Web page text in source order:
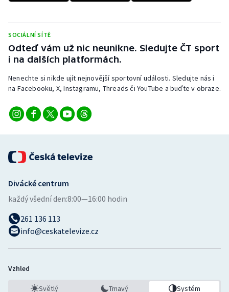
SOCIÁLNÍ SÍTĚ
Odteď vám už nic neunikne. Sledujte ČT sport
i na dalších platformách.
Nenechte si nikde ujít nejnovější sportovní události. Sledujte nás i
na Facebooku, X, Instagramu, Threads či YouTube a buďte v obraze.
Divácké centrum
každý všední den:8:00—16:00 hodin
261 136 113
info@ceskatelevize.cz
Vzhled
Světlý Tmavý Systém